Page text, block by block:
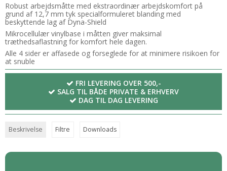
Robust arbejdsmåtte med ekstraordinær arbejdskomfort på
grund af 12,7 mm tyk specialformuleret blanding med
beskyttende lag af Dyna-Shield
Mikrocellulær vinylbase i måtten giver maksimal
træthedsaflastning for komfort hele dagen.
Alle 4 sider er affasede og forseglede for at minimere risikoen for
at snuble
FRI LEVERING OVER 500,-
SALG TIL BÅDE PRIVATE & ERHVERV
DAG TIL DAG LEVERING
Beskrivelse Filtre Downloads